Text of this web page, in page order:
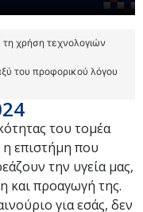
τη χρήση τεχνολογιών
του προφορικού λόγου
του τομέα
η επιστήμη που
την υγεία μας,
και προαγωγή της.
για εσάς, δεν